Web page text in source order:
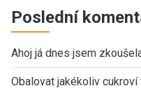
Poslední
Ahoj já dnes jsem
Obalovat jakékoliv cukroví